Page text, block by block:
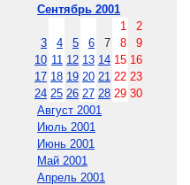
Сентябрь 2001
1
2
3
4 5 6 7 8
9
10 11 12 13 14 15 16
17 18 19 20 21 22 23
24 25 26 27 28 29 30
Август 2001
Июль 2001
Июнь 2001
Май 2001
Апрель 2001